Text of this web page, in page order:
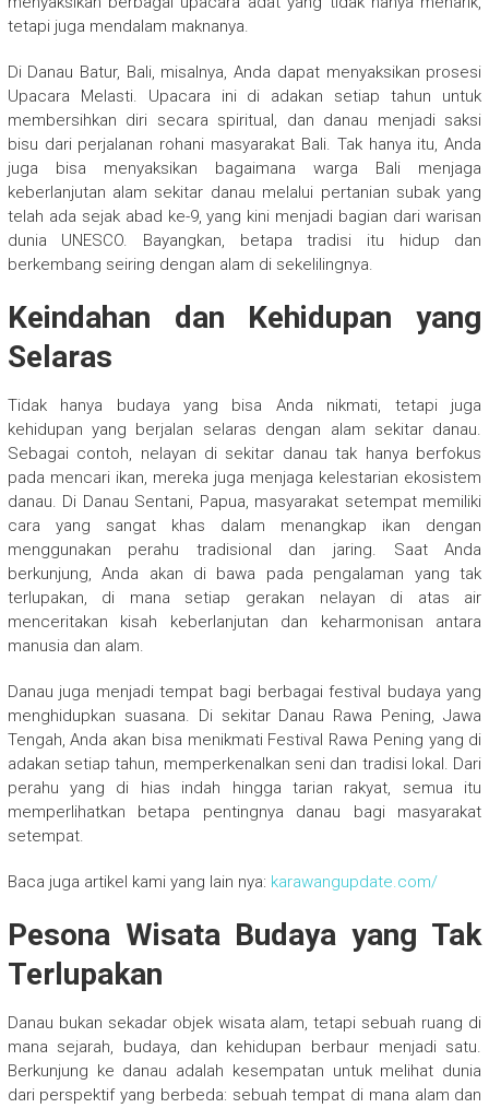
tetapi juga mendalam maknanya.
Di Danau Batur, Bali, misalnya, Anda dapat menyaksikan prosesi
Upacara Melasti. Upacara ini di adakan setiap tahun untuk
membersihkan diri secara spiritual, dan danau menjadi saksi
bisu dari perjalanan rohani masyarakat Bali. Tak hanya itu, Anda
juga bisa menyaksikan bagaimana warga Bali menjaga
keberlanjutan alam sekitar danau melalui pertanian subak yang
telah ada sejak abad ke-9, yang kini menjadi bagian dari warisan
dunia UNESCO. Bayangkan, betapa tradisi itu hidup dan
berkembang seiring dengan alam di sekelilingnya.
Keindahan dan Kehidupan yang
Selaras
Tidak hanya budaya yang bisa Anda nikmati, tetapi juga
kehidupan yang berjalan selaras dengan alam sekitar danau.
Sebagai contoh, nelayan di sekitar danau tak hanya berfokus
pada mencari ikan, mereka juga menjaga kelestarian ekosistem
danau. Di Danau Sentani, Papua, masyarakat setempat memiliki
cara yang sangat khas dalam menangkap ikan dengan
menggunakan perahu tradisional dan jaring. Saat Anda
berkunjung, Anda akan di bawa pada pengalaman yang tak
terlupakan, di mana setiap gerakan nelayan di atas air
menceritakan kisah keberlanjutan dan keharmonisan antara
manusia dan alam.
Danau juga menjadi tempat bagi berbagai festival budaya yang
menghidupkan suasana. Di sekitar Danau Rawa Pening, Jawa
Tengah, Anda akan bisa menikmati Festival Rawa Pening yang di
adakan setiap tahun, memperkenalkan seni dan tradisi lokal. Dari
perahu yang di hias indah hingga tarian rakyat, semua itu
memperlihatkan betapa pentingnya danau bagi masyarakat
setempat.
Baca juga artikel kami yang lain nya: karawangupdate.com/
Pesona Wisata Budaya yang Tak
Terlupakan
Danau bukan sekadar objek wisata alam, tetapi sebuah ruang di
mana sejarah, budaya, dan kehidupan berbaur menjadi satu.
Berkunjung ke danau adalah kesempatan untuk melihat dunia
dari perspektif yang berbeda: sebuah tempat di mana alam dan